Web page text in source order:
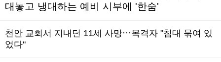
대놓고 냉대하는 예비 시부에 '한숨'
천안 교회서 지내던 11세 사망⋯목격자 "침대 묶여 있
었다"